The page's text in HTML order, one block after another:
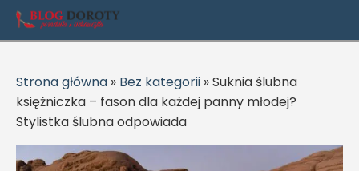
Strona główna » Bez kategorii »Suknia ślubna
księżniczka – fason dla każdej panny młodej?
Stylistka ślubna odpowiada